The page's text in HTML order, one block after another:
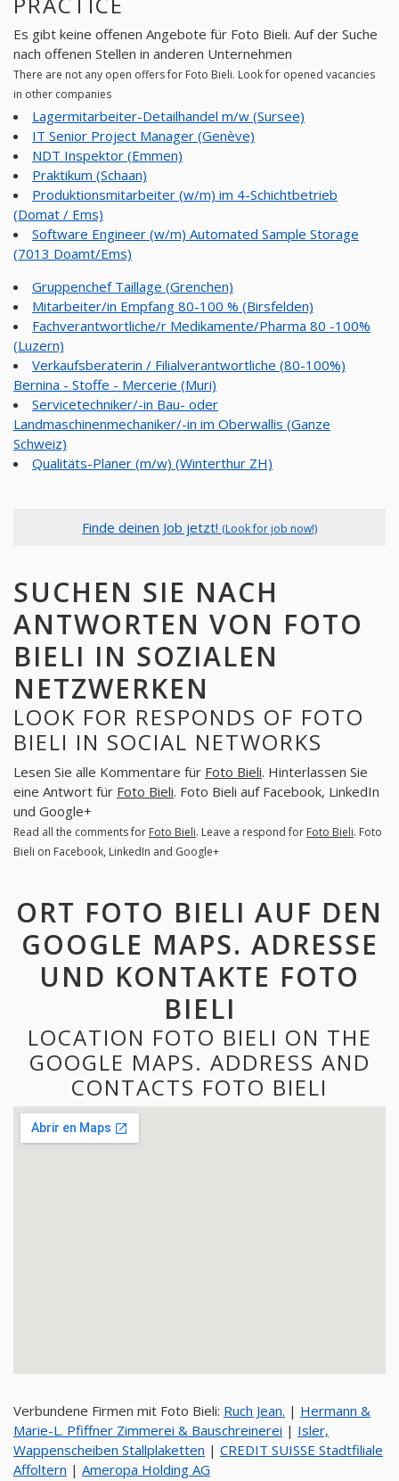
Es gibt keine offenen Angebote für Foto Bieli. Auf der Suche
nach offenen Stellen in anderen Unternehmen
There are not any open offers for Foto Bieli. Look for opened vacancies
in other companies
Lagermitarbeiter-Detailhandel m/w (Sursee)
IT Senior Project Manager (Genève)
NDT Inspektor (Emmen)
Praktikum (Schaan)
Produktionsmitarbeiter (w/m) im 4-Schichtbetrieb
(Domat / Ems)
Software Engineer (w/m) Automated Sample Storage
(7013 Doamt/Ems)
Gruppenchef Taillage (Grenchen)
Mitarbeiter/in Empfang 80-100 % (Birsfelden)
Fachverantwortliche/r Medikamente/Pharma 80 -100%
(Luzern)
Verkaufsberaterin / Filialverantwortliche (80-100%)
Bernina - Stoffe - Mercerie (Muri)
Servicetechniker/-in Bau- oder
Landmaschinenmechaniker/-in im Oberwallis (Ganze
Schweiz)
Qualitäts-Planer (m/w) (Winterthur ZH)
Finde deinen Job jetzt! (Look for job now!)
SUCHEN SIE NACH
ANTWORTEN VON FOTO
BIELI IN SOZIALEN
NETZWERKEN
LOOK FOR RESPONDS OF FOTO
BIELI IN SOCIAL NETWORKS
Lesen Sie alle Kommentare für Foto Bieli. Hinterlassen Sie
eine Antwort für Foto Bieli. Foto Bieli auf Facebook, LinkedIn
und Google+
Read all the comments for Foto Bieli. Leave a respond for Foto Bieli. Foto
Bieli on Facebook, LinkedIn and Google+
ORT FOTO BIELI AUF DEN
GOOGLE MAPS. ADRESSE
UND KONTAKTE FOTO
BIELI
LOCATION FOTO BIELI ON THE
GOOGLE MAPS. ADDRESS AND
CONTACTS FOTO BIELI
Verbundene Firmen mit Foto Bieli: Ruch Jean. | Hermann &
Marie-L. Pfiffner Zimmerei & Bauschreinerei | Isler,
Wappenscheiben Stallplaketten | CREDIT SUISSE Stadtfiliale
Affoltern | Ameropa Holding AG